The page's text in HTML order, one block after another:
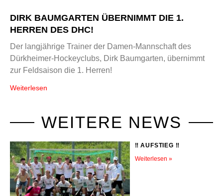
DIRK BAUMGARTEN ÜBERNIMMT DIE 1.
HERREN DES DHC!
Der langjährige Trainer der Damen-Mannschaft des
Dürkheimer-Hockeyclubs, Dirk Baumgarten, übernimmt
zur Feldsaison die 1. Herren!
Weiterlesen
WEITERE NEWS
‼️ AUFSTIEG ‼️
Weiterlesen »